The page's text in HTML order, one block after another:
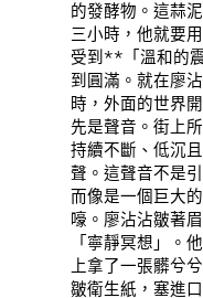
的發酵物。這蒜
三小時，他就要
受到**「溫和的
到圓滿。就在廖
時，外面的世界
先是聲音。街上
持續不斷、低沉
聲。這聲音不是
而像是一個巨大
嚎。廖沾沾皺著
「寧靜冥想」。
上拿了一張髒兮
皺衛生紙，塞進